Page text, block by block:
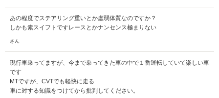
あの程度でステアリング重いとか虚弱体質なのですか？
しかも素スイフトですレースとかナンセンス極まりない
さん
現行車乗ってますが、今まで乗ってきた車の中で１番運転していて楽しい車
です
MTですが、CVTでも軽快に走る
車に対する知識をつけてから批判してください。